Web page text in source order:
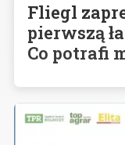
Fliegl
pierwszą
Co potrafi